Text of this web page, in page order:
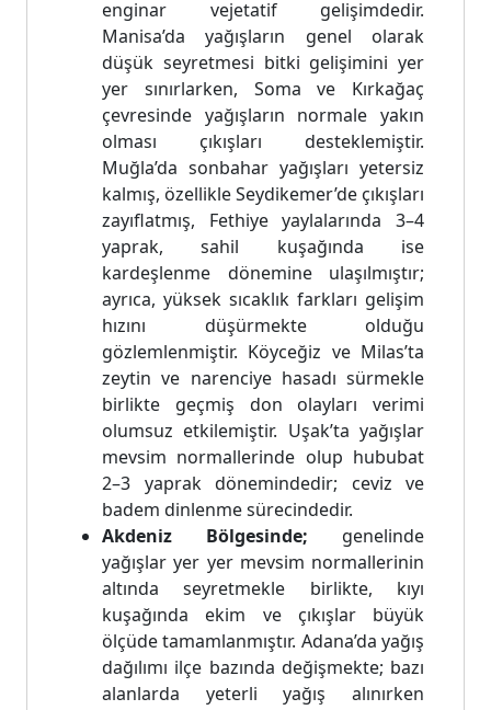
enginar vejetatif gelişimdedir.
Manisa’da yağışların genel olarak
düşük seyretmesi bitki gelişimini yer
yer sınırlarken, Soma ve Kırkağaç
çevresinde yağışların normale yakın
olması çıkışları desteklemiştir.
Muğla’da sonbahar yağışları yetersiz
kalmış, özellikle Seydikemer’de çıkışları
zayıflatmış, Fethiye yaylalarında 3–4
yaprak, sahil kuşağında ise
kardeşlenme dönemine ulaşılmıştır;
ayrıca, yüksek sıcaklık farkları gelişim
hızını düşürmekte olduğu
gözlemlenmiştir. Köyceğiz ve Milas’ta
zeytin ve narenciye hasadı sürmekle
birlikte geçmiş don olayları verimi
olumsuz etkilemiştir. Uşak’ta yağışlar
mevsim normallerinde olup hububat
2–3 yaprak dönemindedir; ceviz ve
badem dinlenme sürecindedir.
Akdeniz Bölgesinde; genelinde
yağışlar yer yer mevsim normallerinin
altında seyretmekle birlikte, kıyı
kuşağında ekim ve çıkışlar büyük
ölçüde tamamlanmıştır. Adana’da yağış
dağılımı ilçe bazında değişmekte; bazı
alanlarda yeterli yağış alınırken